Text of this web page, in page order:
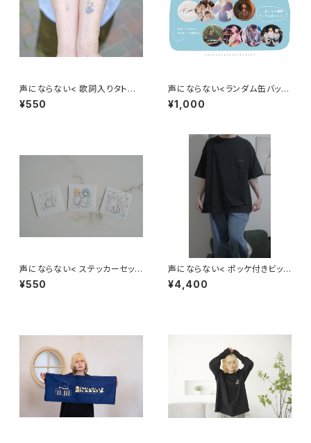
声にならない< 歌詞入りタトゥ
ーシール >
¥550
声にならない<ランダム缶バッヂ
>
¥1,000
声にならない< ステッカーセット
>
¥550
声にならない< ポッケ付きビッグ
T >
¥4,400